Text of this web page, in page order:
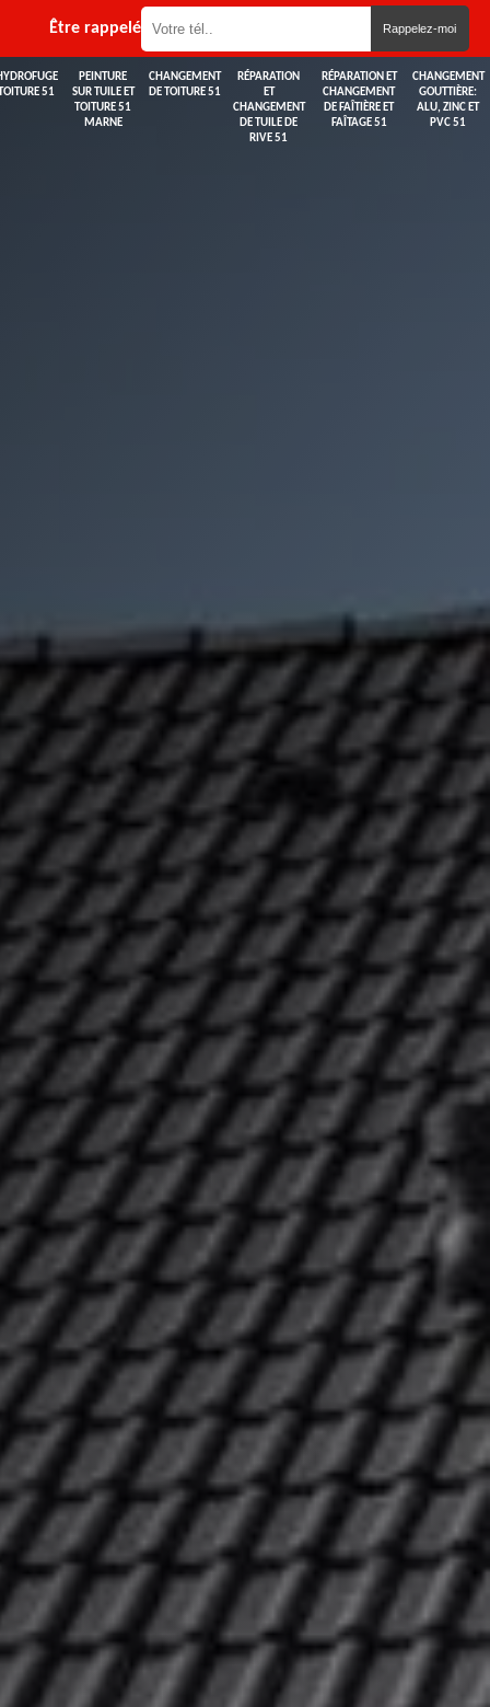
Être rappelé
51
PEINTURE
SUR TUILE ET
TOITURE 51
MARNE
CHANGEMENT
DE TOITURE 51
RÉPARATION
ET
CHANGEMENT
DE TUILE DE
RIVE 51
RÉPARATION ET
CHANGEMENT
DE FAÎTIÈRE ET
FAÎTAGE 51
CHANGEMENT
GOUTTIÈRE:
ALU, ZINC ET
PVC 51